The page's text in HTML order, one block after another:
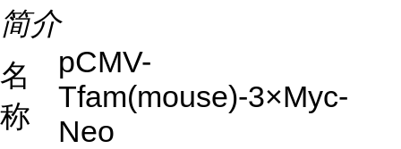
简介
名
称
pCMV-
Tfam(mouse)-3×Myc-
Neo